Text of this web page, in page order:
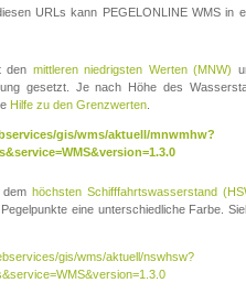
URLs kann PEGELONLINE WMS in
den mittleren niedrigsten Werten (MNW)
gesetzt. Je nach Höhe des
Hilfe zu den Grenzwerten
gis/wms/aktuell/mnwmhw?
höchsten Schifffahrtswasserstand
eine unterschiedliche Farbe.
gis/wms/aktuell/nswhsw?